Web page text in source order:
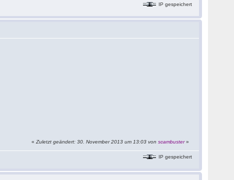
IP gespeichert
«Zuletzt geändert: 30. November 2013 um 13:03 vonscambuster»
IP gespeichert